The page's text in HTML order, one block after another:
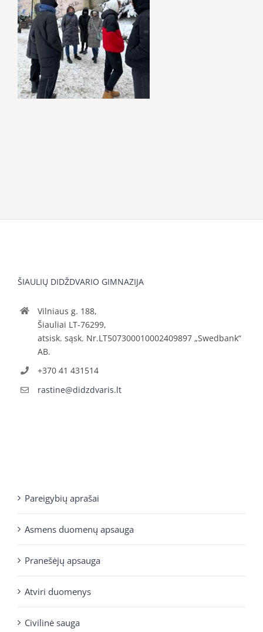
ŠIAULIŲ DIDŽDVARIO GIMNAZIJA
Vilniaus g. 188,
Šiauliai LT-76299,
atsisk. sąsk. Nr.LT507300010002409897 „Swedbank“
AB.
+370 41 431514
rastine@didzdvaris.lt
Pareigybių aprašai
Asmens duomenų apsauga
Pranešėjų apsauga
Atviri duomenys
Civilinė sauga